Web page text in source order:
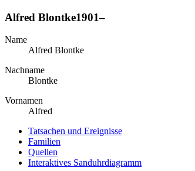
Alfred Blontke1901–
Name
Alfred Blontke
Nachname
Blontke
Vornamen
Alfred
Tatsachen und Ereignisse
Familien
Quellen
Interaktives Sanduhrdiagramm